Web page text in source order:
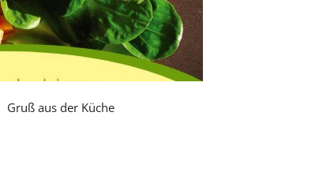
Gruß aus der Küche